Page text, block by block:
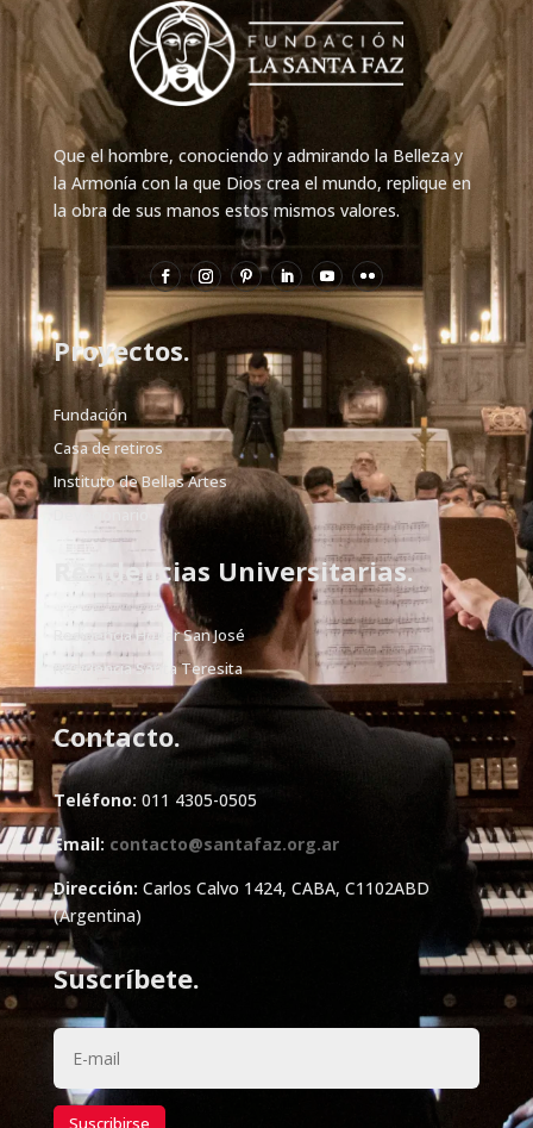
Que el hombre, conociendo y admirando la Belleza y
la Armonía con la que Dios crea el mundo, replique en
la obra de sus manos estos mismos valores.
Proyectos.
Fundación
Casa de retiros
Instituto de Bellas Artes
Residencias Universitarias.
Residencia Hogar San José
Residencia Santa Teresita
Contacto.
Teléfono: 011 4305-0505
Email: contacto@santafaz.org.ar
Dirección: Carlos Calvo 1424, CABA, C1102ABD
(Argentina)
Suscríbete.
Suscribirse